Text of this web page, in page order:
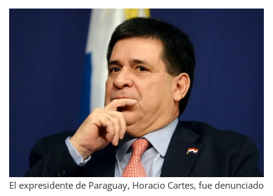
El expresidente de Paraguay, Horacio Cartes, fue denunciado